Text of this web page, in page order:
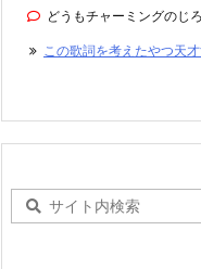
どうもチャーミングのじ
この歌詞を考えたやつ天